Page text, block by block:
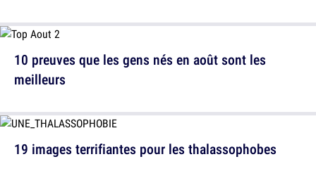
19 images terrifiantes pour les thalassophobes
10 preuves que les gens nés en août sont les
meilleurs